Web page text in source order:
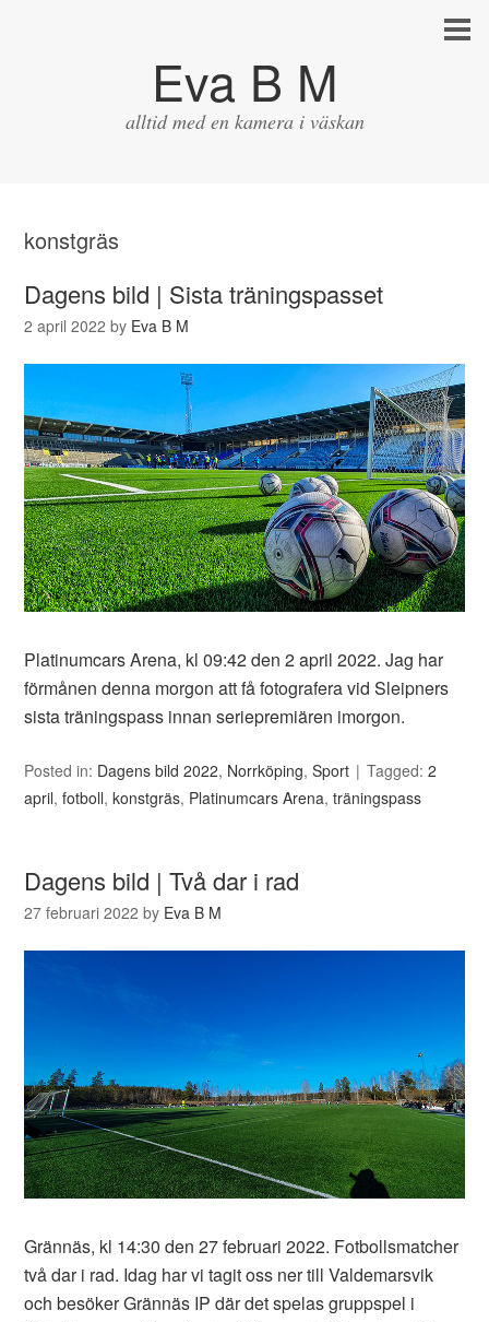
Eva B M
alltid med en kamera i väskan
konstgräs
Dagens bild | Sista träningspasset
2 april 2022 by Eva B M
Platinumcars Arena, kl 09:42 den 2 april 2022. Jag har
förmånen denna morgon att få fotografera vid Sleipners
sista träningspass innan seriepremiären imorgon.
Posted in: Dagens bild 2022, Norrköping,Sport Tagged:2
april,fotboll,konstgräs, Platinumcars Arena,träningspass
Dagens bild | Två dar i rad
27 februari 2022 by Eva B M
Grännäs, kl 14:30 den 27 februari 2022. Fotbollsmatcher
två dar i rad. Idag har vi tagit oss ner till Valdemarsvik
och besöker Grännäs IP där det spelas gruppspel i